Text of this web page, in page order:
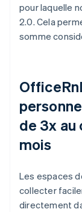
pour laquelle
2.0. Cela
somme
de 3x au
mois
Les espaces
collecter
directement